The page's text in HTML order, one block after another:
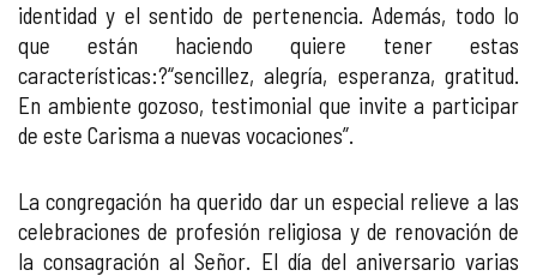
identidad y el sentido de pertenencia. Además, todo lo
que están haciendo quiere tener estas
características:?“sencillez, alegría, esperanza, gratitud.
En ambiente gozoso, testimonial que invite a participar
de este Carisma a nuevas vocaciones”.
La congregación ha querido dar un especial relieve a las
celebraciones de profesión religiosa y de renovación de
la consagración al Señor. El día del aniversario varias